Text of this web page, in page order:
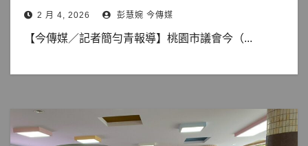
2 月 4, 2026 彭慧婉 今傳媒
【今傳媒／記者簡勻青報導】桃園市議會今（...